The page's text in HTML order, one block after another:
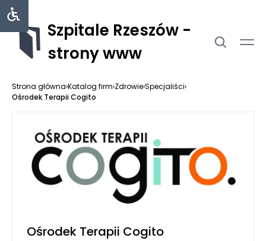
Szpitale Rzeszów -
strony www
Strona główna›Katalog firm›Zdrowie›Specjaliści›
Ośrodek Terapii Cogito
Ośrodek Terapii Cogito